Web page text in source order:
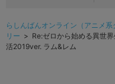
らしんばんオンライン（アニメ
リー > Re:ゼロから始める異世
活2019ver. ラム&レム